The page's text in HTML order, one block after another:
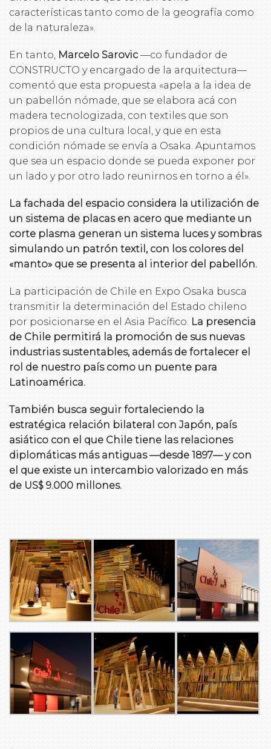
características tanto como de la geografía como
de la naturaleza».
En tanto, Marcelo Sarovic —co fundador de
CONSTRUCTO y encargado de la arquitectura—
comentó que esta propuesta «apela a la idea de
un pabellón nómade, que se elabora acá con
madera tecnologizada, con textiles que son
propios de una cultura local, y que en esta
condición nómade se envía a Osaka. Apuntamos
que sea un espacio donde se pueda exponer por
un lado y por otro lado reunirnos en torno a él».
La fachada del espacio considera la utilización de
un sistema de placas en acero que mediante un
corte plasma generan un sistema luces y sombras
simulando un patrón textil, con los colores del
«manto» que se presenta al interior del pabellón.
La participación de Chile en Expo Osaka busca
transmitir la determinación del Estado chileno
por posicionarse en el Asia Pacífico. La presencia
de Chile permitirá la promoción de sus nuevas
industrias sustentables, además de fortalecer el
rol de nuestro país como un puente para
Latinoamérica.
También busca seguir fortaleciendo la
estratégica relación bilateral con Japón, país
asiático con el que Chile tiene las relaciones
diplomáticas más antiguas —desde 1897— y con
el que existe un intercambio valorizado en más
de US$ 9.000 millones.